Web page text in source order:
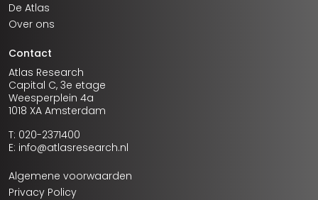
De Atlas
Over ons
Contact
Atlas Research
Capital C, 3e etage
Weesperplein 4a
1018 XA Amsterdam
T: 020-2371400
E: info@atlasresearch.nl
Algemene voorwaarden
Privacy Policy